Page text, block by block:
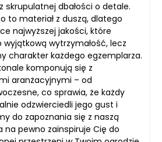
skrupulatnej dbałości o detale.
to materiał z duszą, dlatego
najwyższej jakości, które
wytrzymałość, lecz
charakter każdego egzemplarza.
komponują się z
aranżacyjnymi – od
co sprawia, że każdy
odzwierciedli jego gust i
do zapoznania się z naszą
pewno zainspiruje Cię do